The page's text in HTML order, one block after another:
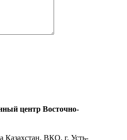
центр Восточно-
Казахстан, ВКО, г. Усть-